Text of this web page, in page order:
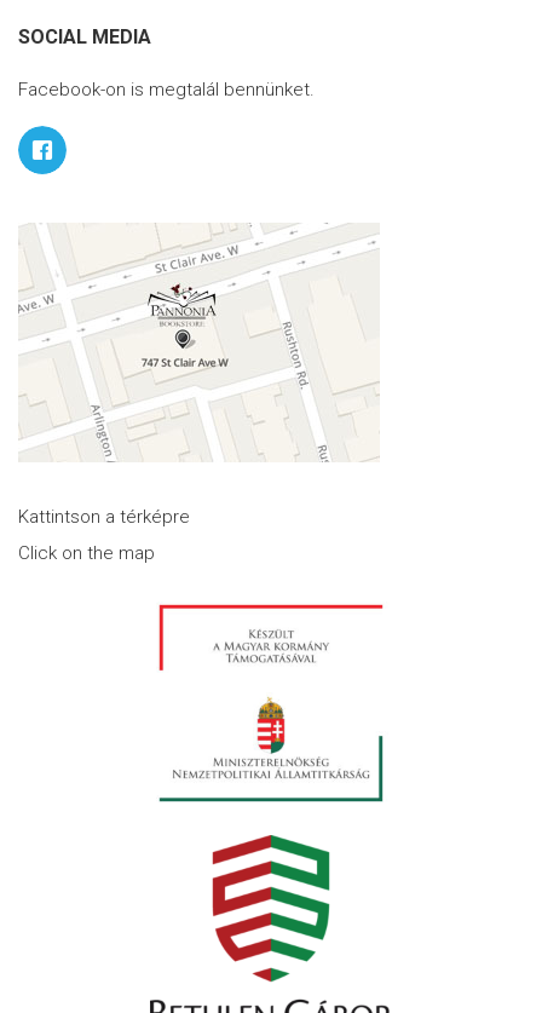
SOCIAL MEDIA
Facebook-on is megtalál bennünket.
Kattintson a térképre
Click on the map